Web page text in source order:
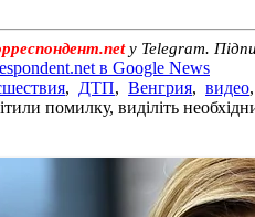
у Telegram.
в Google News
, ДТП, Венгрия, видео,
помилку, виділіть